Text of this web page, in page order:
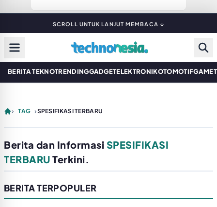
SCROLL UNTUK LANJUT MEMBACA ↓
BERITA TEKNOTRENDINGGADGETELEKTRONIKOTOMOTIFGAME
› TAG ›SPESIFIKASI TERBARU
Berita dan Informasi SPESIFIKASI
TERBARU Terkini.
BERITA TERPOPULER